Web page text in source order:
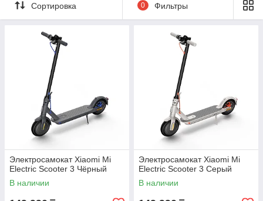
Сортировка 0 Фильтры
Электросамокат Xiaomi Mi
Electric Scooter 3 Чёрный
В наличии
Электросамокат Xiaomi Mi
Electric Scooter 3 Серый
В наличии